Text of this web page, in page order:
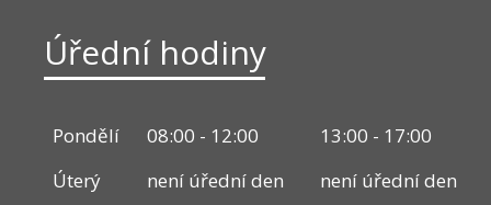
Úřední hodiny
Pondělí 08:00 - 12:00
13:00 - 17:00
Úterý
není úřední den
není úřední den